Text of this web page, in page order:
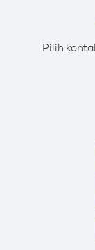
Pilih